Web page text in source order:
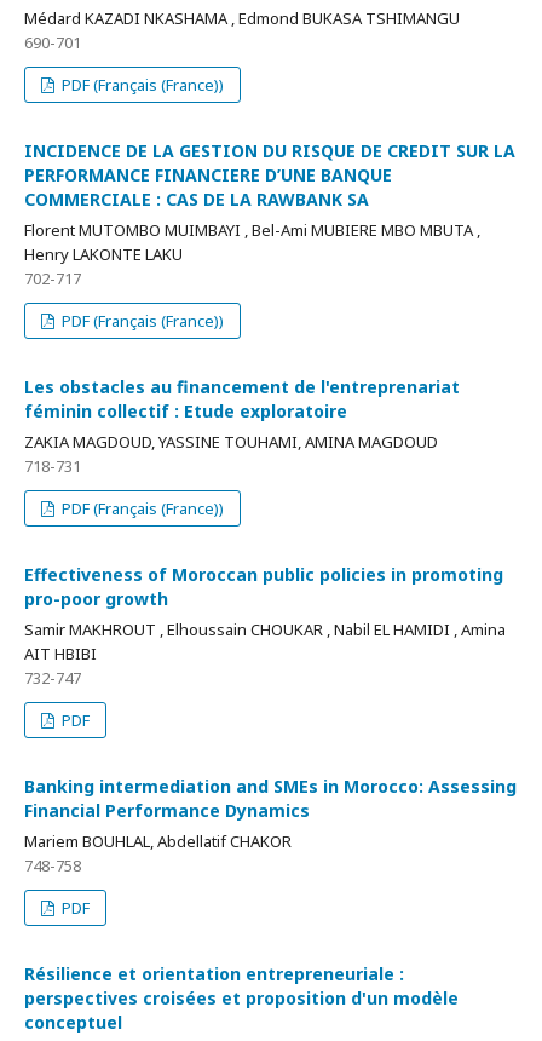
Médard KAZADI NKASHAMA , Edmond BUKASA TSHIMANGU
690-701
PDF (Français (France))
INCIDENCE DE LA GESTION DU RISQUE DE CREDIT SUR LA
PERFORMANCE FINANCIERE D’UNE BANQUE
COMMERCIALE : CAS DE LA RAWBANK SA
Florent MUTOMBO MUIMBAYI , Bel-Ami MUBIERE MBO MBUTA ,
Henry LAKONTE LAKU
702-717
PDF (Français (France))
Les obstacles au financement de l'entreprenariat
féminin collectif : Etude exploratoire
ZAKIA MAGDOUD, YASSINE TOUHAMI, AMINA MAGDOUD
718-731
PDF (Français (France))
Effectiveness of Moroccan public policies in promoting
pro-poor growth
Samir MAKHROUT , Elhoussain CHOUKAR , Nabil EL HAMIDI , Amina
AIT HBIBI
732-747
PDF
Banking intermediation and SMEs in Morocco: Assessing
Financial Performance Dynamics
Mariem BOUHLAL, Abdellatif CHAKOR
748-758
PDF
Résilience et orientation entrepreneuriale :
perspectives croisées et proposition d'un modèle
conceptuel